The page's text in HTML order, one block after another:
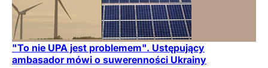
"To nie UPA jest problemem". Ustępujący
ambasador mówi o suwerenności Ukrainy